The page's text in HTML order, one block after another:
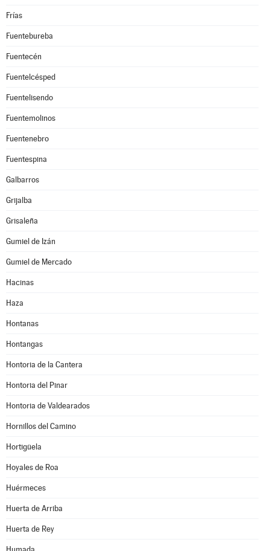
Frías
Fuentebureba
Fuentecén
Fuentelcésped
Fuentelisendo
Fuentemolinos
Fuentenebro
Fuentespina
Galbarros
Grijalba
Grisaleña
Gumiel de Izán
Gumiel de Mercado
Hacinas
Haza
Hontanas
Hontangas
Hontoria de la Cantera
Hontoria del Pinar
Hontoria de Valdearados
Hornillos del Camino
Hortigüela
Hoyales de Roa
Huérmeces
Huerta de Arriba
Huerta de Rey